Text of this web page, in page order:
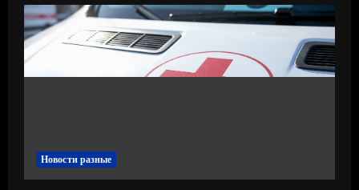
Новости разные